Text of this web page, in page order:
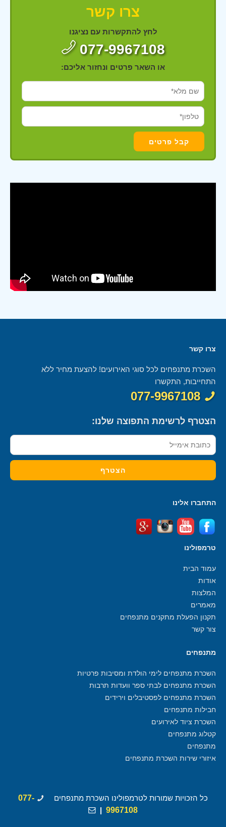
צרו קשר
לחץ להתקשרות עם נציגנו
077-9967108
או השאר פרטים ונחזור אליכם:
צרו קשר
השכרת מתנפחים לכל סוגי האירועים! להצעת מחיר ללא
התחייבות, התקשרו
077-9967108
הצטרף לרשימת התפוצה שלנו:
התחברו אלינו
טרמפולינו
עמוד הבית
אודות
המלצות
מאמרים
תקנון הפעלת מתקנים מתנפחים
צור קשר
מתנפחים
השכרת מתנפחים לימי הולדת ומסיבות פרטיות
השכרת מתנפחים לבתי ספר וועדות תרבות
השכרת מתנפחים לפסטיבלים וירידים
חבילות מתנפחים
השכרת ציוד לאירועים
קטלוג מתנפחים
מתנפחים
איזורי שירות השכרת מתנפחים
כל הזכויות שמורות לטרמפולינו השכרת מתנפחים
077-
9967108
|